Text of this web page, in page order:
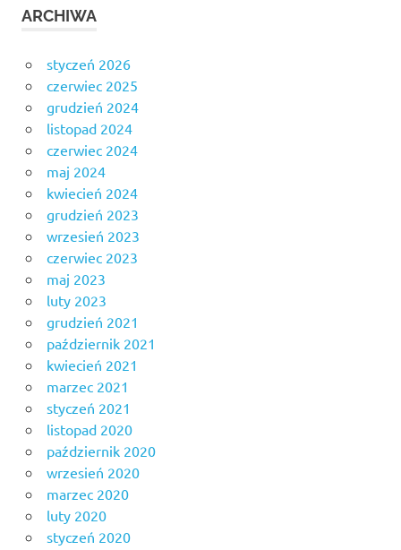
ARCHIWA
styczeń 2026
czerwiec 2025
grudzień 2024
listopad 2024
czerwiec 2024
maj 2024
kwiecień 2024
grudzień 2023
wrzesień 2023
czerwiec 2023
maj 2023
luty 2023
grudzień 2021
październik 2021
kwiecień 2021
marzec 2021
styczeń 2021
listopad 2020
październik 2020
wrzesień 2020
marzec 2020
luty 2020
styczeń 2020